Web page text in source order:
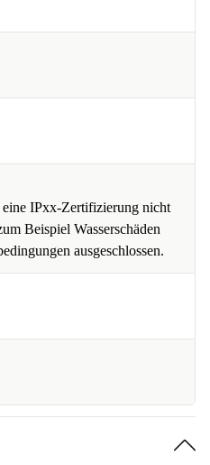
IPxx-Zertifizierung nicht
Beispiel Wasserschäden
ausgeschlossen.